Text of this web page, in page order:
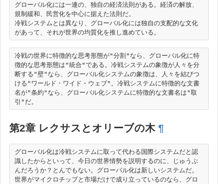
グローバル化には一連の、独自の経済法則がある。経済の解放、
規制緩和、民営化を中心に据えた法則だ。
冷戦システムとは異なり、グローバル化には独自の支配的な文化
冷戦の世界に特徴的な思考形態が"分割"なら、グローバル化に特
徴的な思考形態は"統合"である。冷戦システムの象徴が人々を分
断する"壁"なら、グローバル化システムの象徴は、人々を結びつ
ける"ワールド・ワイド・ウェブ"。冷戦システムに特徴的な文書
名が"条約"なら、グローバル化システムに特徴的な文書名は"取
第2章 レクサスとオリーブの木 ¶
グローバル化は冷戦システムに取って代わる国際システムだと認
識したからといって、今日の世界情勢を説明するのに、じゅうぶ
んだろうか？とんでもない。グローバル化は新しいシステムだ。
世界がマイクロチップと市場だけで成り立っているのなら、グロ